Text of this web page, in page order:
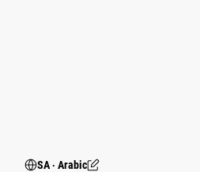
SA ‧ Arabic